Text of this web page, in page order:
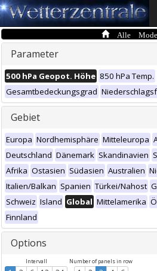
Alle
Parameter
500 hPa Geopot. Höhe 850 hPa Temp.
Gesamtbedeckungsgrad
Gebiet
Europa Nordhemisphäre Mitteleuropa
Deutschland Dänemark Skandinavien
Afrika Ostasien Südasien Australien
Italien/Balkan Spanien Türkei/Nahost
Schweiz Island Global Mittelamerika
Finnland
Options
Intervall Number of panels in row